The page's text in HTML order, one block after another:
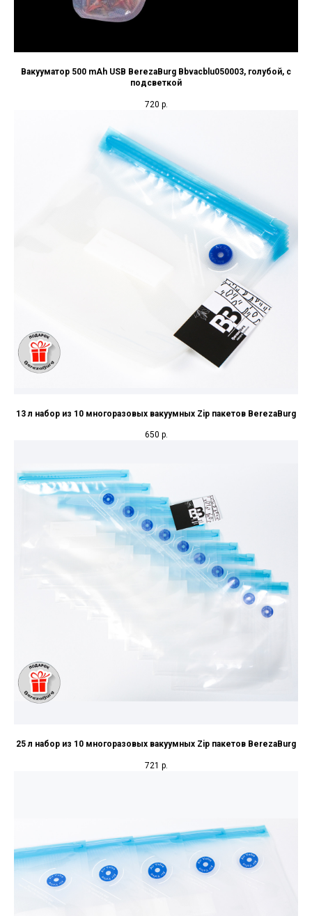
Вакууматор 500 mAh USB BerezaBurg Bbvacblu050003, голубой, с
подсветкой
720 р.
13 л набор из 10 многоразовых вакуумных Zip пакетов BerezaBurg
650 р.
25 л набор из 10 многоразовых вакуумных Zip пакетов BerezaBurg
721 р.